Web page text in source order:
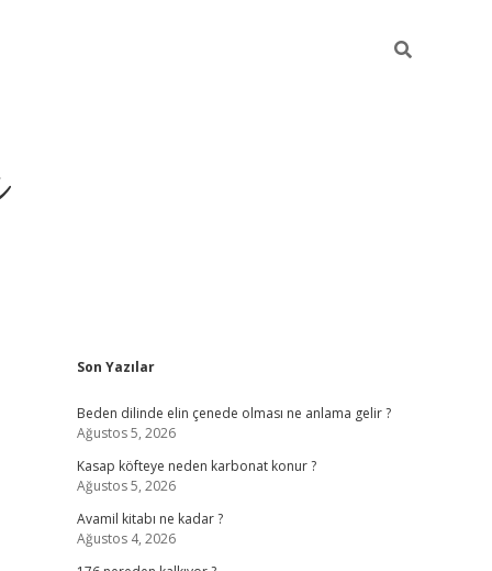
Sidebar
Son Yazılar
Beden dilinde elin çenede olması ne anlama gelir ?
Ağustos 5, 2026
Kasap köfteye neden karbonat konur ?
Ağustos 5, 2026
Avamil kitabı ne kadar ?
Ağustos 4, 2026